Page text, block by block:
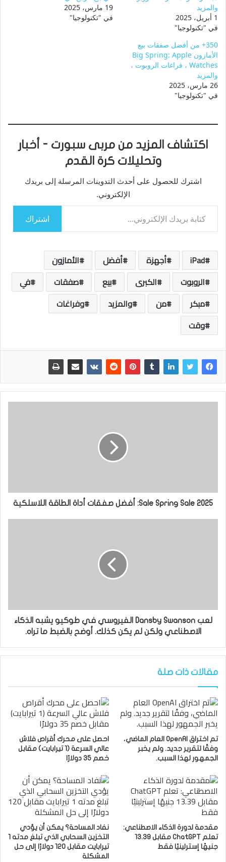
والمزيد
1 أبريل، 2025
في "تكنولوجيا"
19 مارس، 2025
في "تكنولوجيا"
350+ من أفضل صفقات بيع
الأمازون Big Spring: Apple
Watches ، فراغات الروبوت ،
والمزيد
26 مارس، 2025
في "تكنولوجيا"
اكتشاف المزيد من مربى سبورت - أخبار
وتحليلات كرة القدم
اشترك للحصول على أحدث التدوينات المرسلة إلى بريدك
الإلكتروني.
كتابة بريدك الإلكتروني...
اشتراك
iPad أجهزة أفضل
الأمازون
الروبوت
الكبرى بيع صفقات
في
مبكر
من والمزيد
وفراغات
وقت
Sale Spring Sale 2025: أفضل صفقات أداة الطاقة اللاسلكية
لعب Dansby Swanson الفيروسي في طوكيو يشبه الذكاء
الاصطناعي ولكن لم يكن كذلك. أوضح بالضبط ما تراه.
مقالات ذات صلة
تم اختراق OpenAI العام الماضي،
وفقًا لتقرير جديد. ولم يخبر
الجمهور لهذا السبب.
احصل على محرك أقراص فلاش
عالي السرعة (1 تيرابايت) مقابل
خصم 35 دولارًا
مقدمة لدورة الذكاء الاصطناعي:
تعلم ChatGPT مقابل 13.39
جنيهًا إسترلينيًا فقط
نفاد المساحة؟ يمكن أن يؤدي
التخزين السحابي الذي تبلغ مدته 1
تيرابايت مقابل 120 دولارًا إلى حل
المشكلة